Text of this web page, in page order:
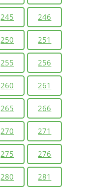
245 246
250 251
255 256
260 261
265 266
270 271
275 276
280 281